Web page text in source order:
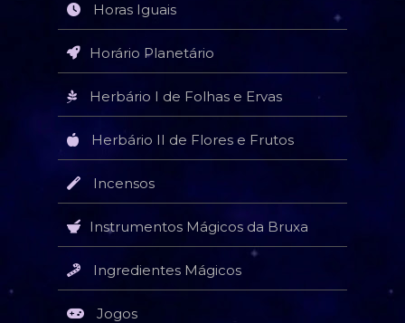
Horas Iguais
Horário Planetário
Herbário I de Folhas e Ervas
Herbário II de Flores e Frutos
Incensos
Instrumentos Mágicos da Bruxa
Ingredientes Mágicos
Jogos